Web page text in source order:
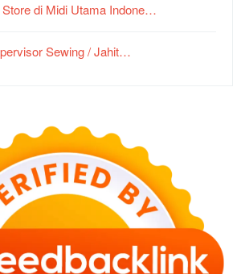
di Midi Utama Indone…
Sewing / Jahit…